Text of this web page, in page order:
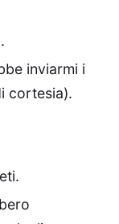
inviarmi i
cortesia).